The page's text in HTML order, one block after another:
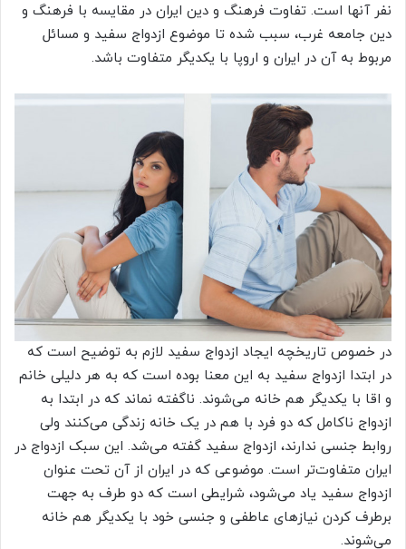
نفر آنها است. تفاوت فرهنگ و دین ایران در مقایسه با فرهنگ و
دین جامعه غرب، سبب شده تا موضوع ازدواج سفید و مسائل
مربوط به آن در ایران و اروپا با یکدیگر متفاوت باشد.
در خصوص تاریخچه ایجاد ازدواج سفید لازم به توضیح است که
در ابتدا ازدواج سفید به این معنا بوده است که به هر دلیلی خانم
و اقا با یکدیگر هم خانه می‌شوند. ناگفته نماند که در ابتدا به
ازدواج ناکامل که دو فرد با هم در یک خانه زندگی می‌کنند ولی
روابط جنسی ندارند، ازدواج سفید گفته می‌شد. این سبک ازدواج در
ایران متفاوت‌تر است. موضوعی که در ایران از آن تحت عنوان
ازدواج سفید یاد می‌شود، شرایطی است که دو طرف به جهت
برطرف کردن نیازهای عاطفی و جنسی خود با یکدیگر هم خانه
می‌شوند.